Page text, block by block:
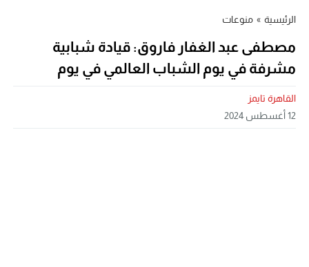
الرئيسية » منوعات
مصطفى عبد الغفار فاروق: قيادة شبابية
مشرفة في يوم الشباب العالمي في يوم
القاهرة تايمز
12 أغسطس 2024